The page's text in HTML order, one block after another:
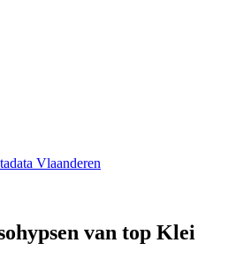
Vlaanderen
van top Klei